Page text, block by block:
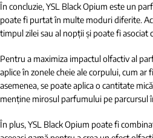
În concluzie, YSL Black Opium este un
poate fi purtat în multe moduri diferite.
timpul zilei sau al nopții și poate fi asociat
Pentru a maximiza impactul olfactiv al
aplice în zonele cheie ale corpului, cum ar
asemenea, se poate aplica o cantitate
menține mirosul parfumului pe parcursul
În plus, YSL Black Opium poate fi